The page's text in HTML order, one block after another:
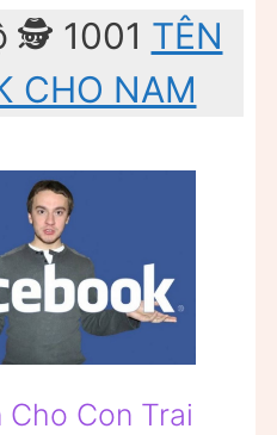
🕵 1001 TÊN
CHO NAM
Cho Con Trai